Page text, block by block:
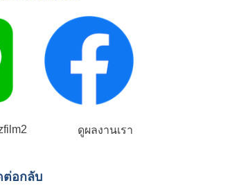
ดูผลงานเรา
อกลับ